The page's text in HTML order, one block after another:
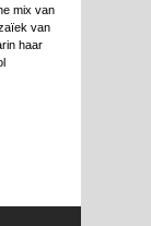
mix van
van
haar